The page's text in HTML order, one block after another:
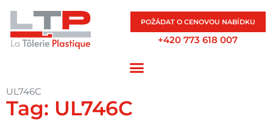
POŽÁDAT O CENOVOU NABÍDKU
+420 773 618 007
UL746C
Tag: UL746C